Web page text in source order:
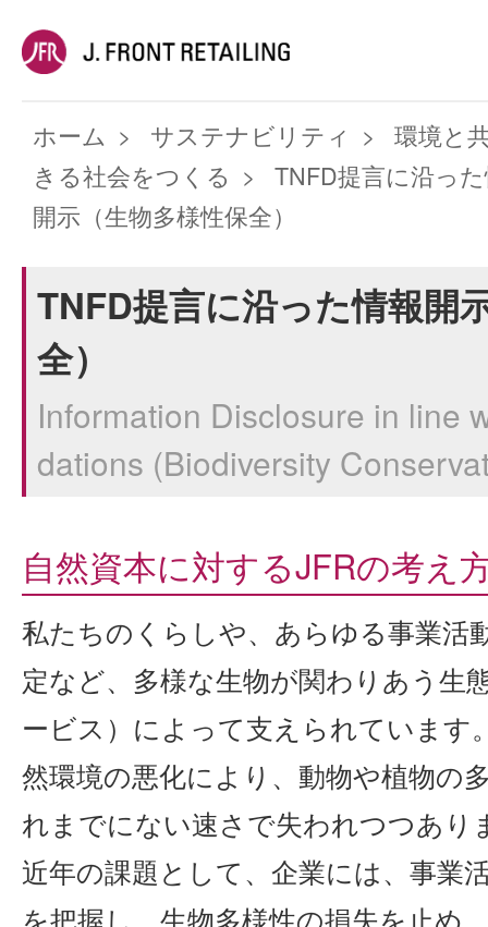
ホーム サステナビリティ
環境と
きる社会をつくる
TNFD提言に沿っ
開示（生物多様性保全）
TNFD提言に沿った情報開
全）
Information Disclosure in line
dations (Biodiversity
自然資本に対するJFRの考え
私たちのくらしや、あらゆる事業活
定など、多様な生物が関わりあう生
ービス）によって支えられています
然環境の悪化により、動物や植物の
れまでにない速さで失われつつあり
近年の課題として、企業には、事業
を把握し、生物多様性の損失を止め